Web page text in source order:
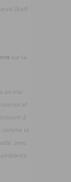
Graff
sur la
un vrai
et
à
comme le
avec